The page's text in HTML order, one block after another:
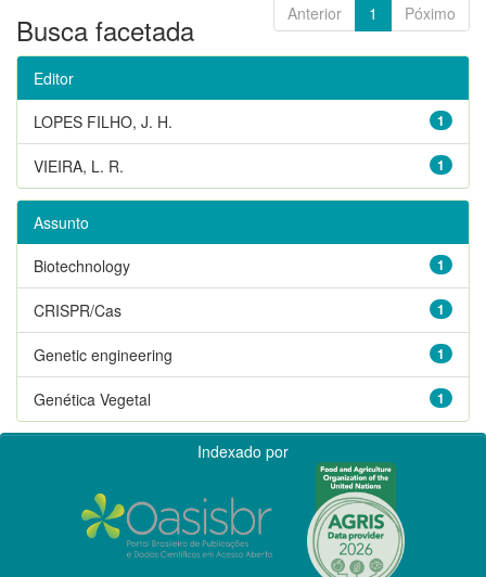
Anterior 1 Póximo
Busca facetada
Editor
1
LOPES FILHO, J. H.
1
VIEIRA, L. R.
Assunto
1
Biotechnology
1
CRISPR/Cas
1
Genetic engineering
1
Genética Vegetal
Indexado por